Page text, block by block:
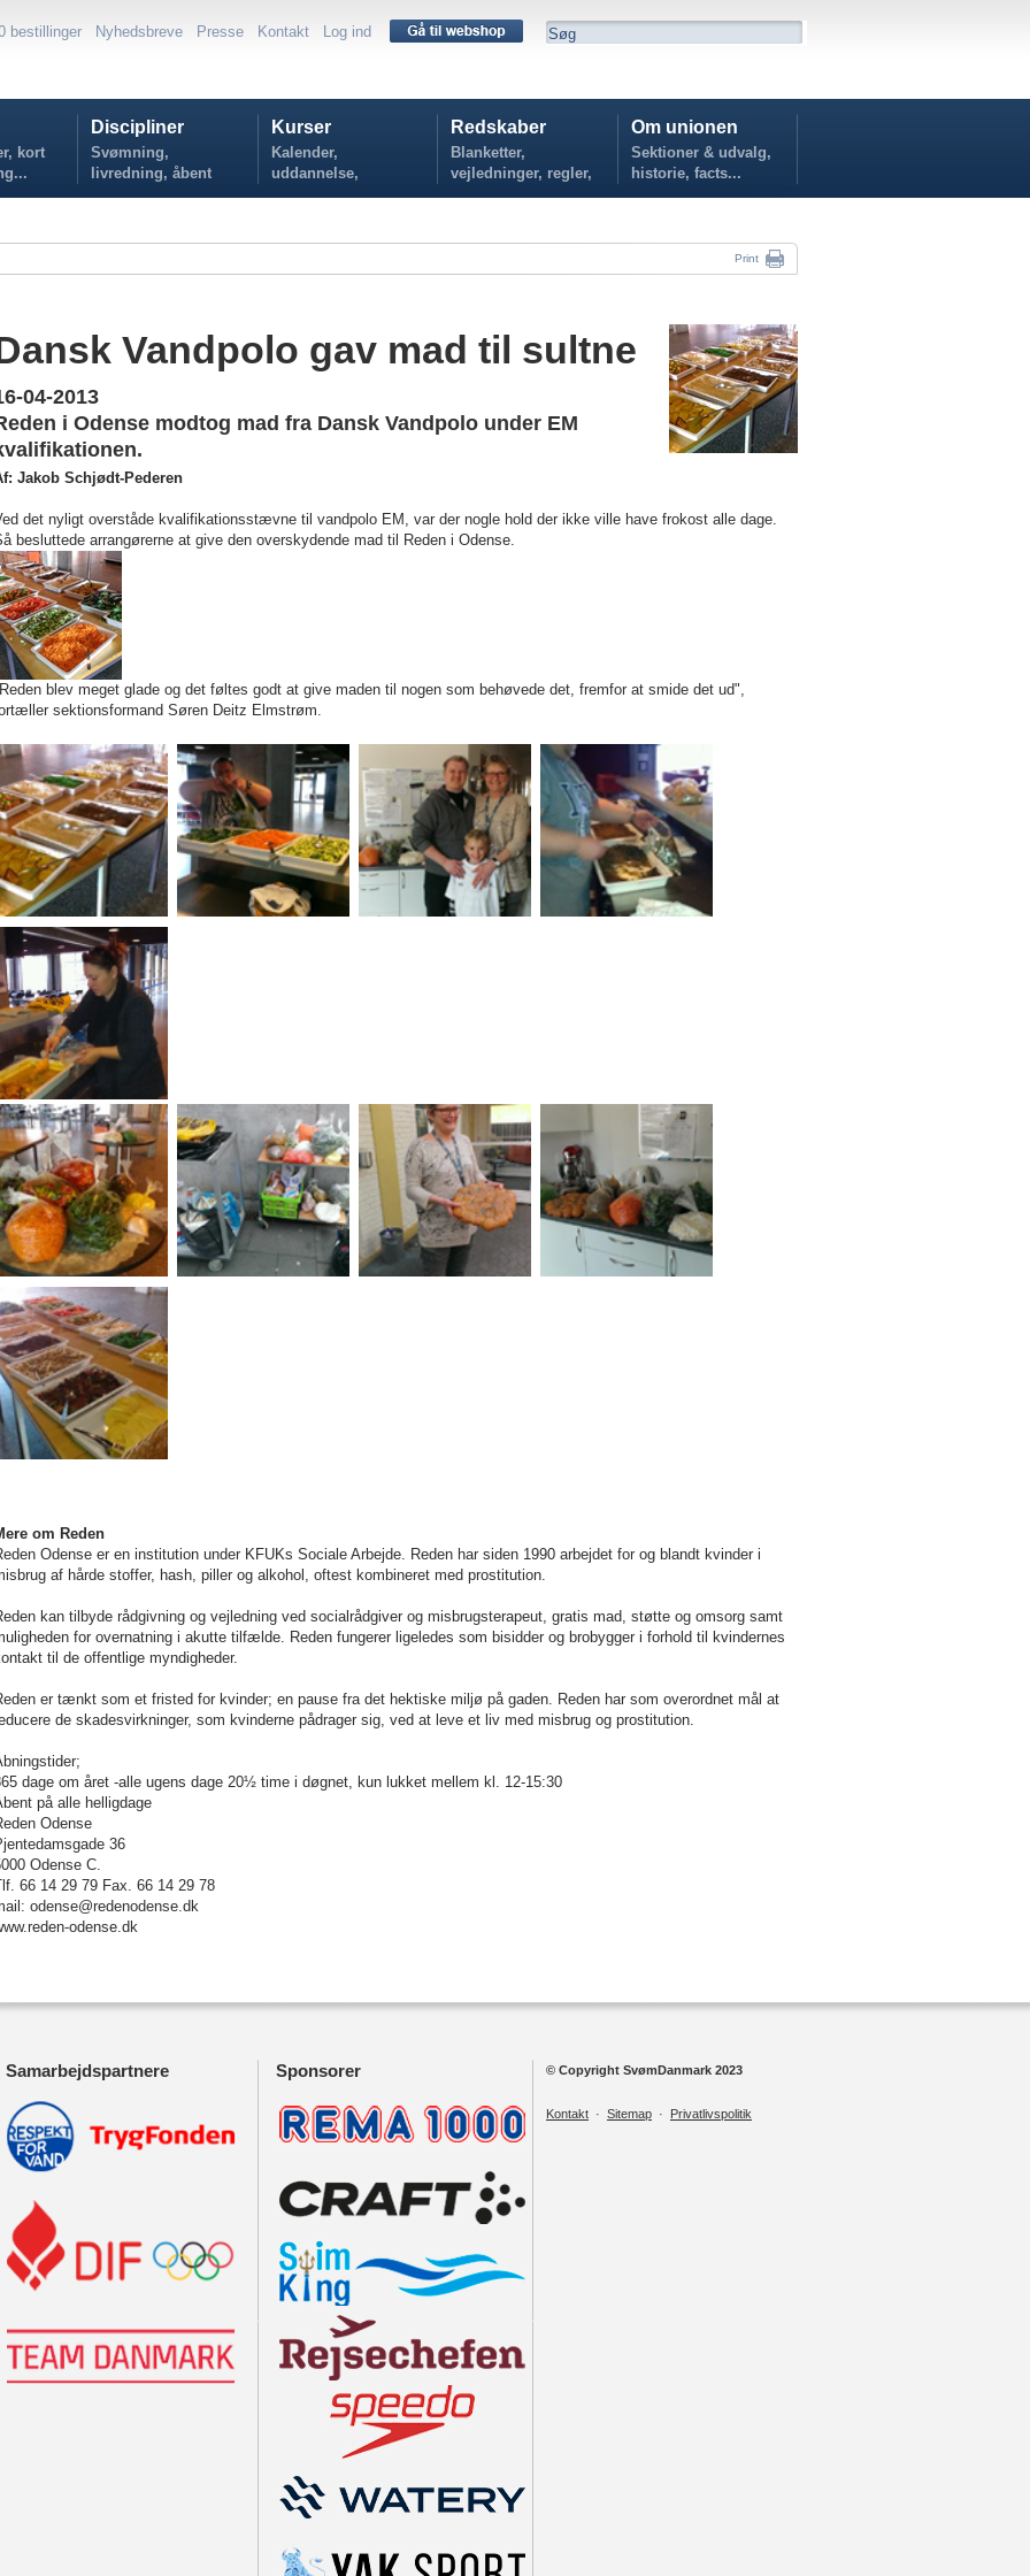
bestillinger Nyhedsbreve Presse Kontakt Log ind
kort
Discipliner
Svømning,
livredning, åbent
vand...
Kurser
Kalender,
uddannelse,
tilmelding...
Redskaber
Blanketter,
vejledninger, regler,
politikker...
Om unionen
Sektioner & udvalg,
historie, facts...
Print
Vandpolo gav mad til sultne
04-2013
i Odense modtog mad fra Dansk Vandpolo under EM
Jakob Schjødt-Pederen
det nyligt overståde kvalifikationsstævne til vandpolo EM, var der nogle hold der ikke ville have frokost alle dage.
besluttede arrangørerne at give den overskydende mad til Reden i Odense.
blev meget glade og det føltes godt at give maden til nogen som behøvede det, fremfor at smide det ud",
sektionsformand Søren Deitz Elmstrøm.
om Reden
Odense er en institution under KFUKs Sociale Arbejde. Reden har siden 1990 arbejdet for og blandt kvinder i
af hårde stoffer, hash, piller og alkohol, oftest kombineret med prostitution.
kan tilbyde rådgivning og vejledning ved socialrådgiver og misbrugsterapeut, gratis mad, støtte og omsorg samt
for overnatning i akutte tilfælde. Reden fungerer ligeledes som bisidder og brobygger i forhold til kvindernes
til de offentlige myndigheder.
er tænkt som et fristed for kvinder; en pause fra det hektiske miljø på gaden. Reden har som overordnet mål at
de skadesvirkninger, som kvinderne pådrager sig, ved at leve et liv med misbrug og prostitution.
dage om året -alle ugens dage 20½ time i døgnet, kun lukket mellem kl. 12-15:30
på alle helligdage
Odense
36
Odense C.
66 14 29 79 Fax. 66 14 29 78
odense@redenodense.dk
odense.dk
Samarbejdspartnere Sponsorer © Copyright SvømDanmark 2023
Kontakt · Sitemap · Privatlivspolitik